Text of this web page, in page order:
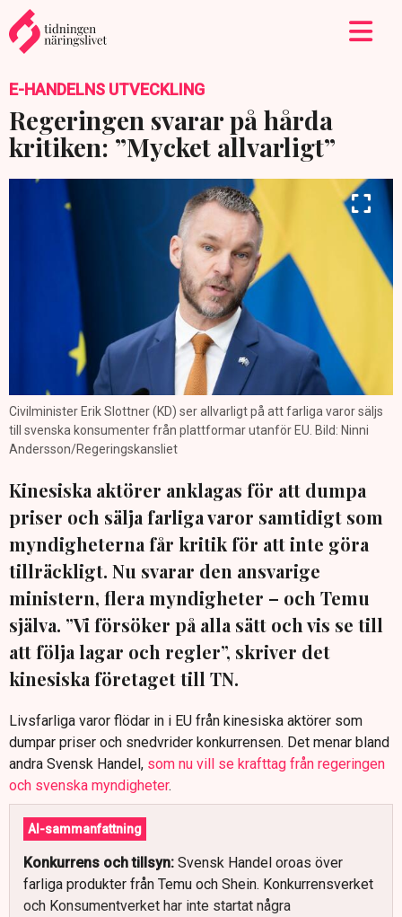
E-HANDELNS UTVECKLING
Regeringen svarar på hårda
kritiken: ”Mycket allvarligt”
Civilminister Erik Slottner (KD) ser allvarligt på att farliga varor säljs
till svenska konsumenter från plattformar utanför EU. Bild: Ninni
Andersson/Regeringskansliet
Kinesiska aktörer anklagas för att dumpa
priser och sälja farliga varor samtidigt som
myndigheterna får kritik för att inte göra
tillräckligt. Nu svarar den ansvarige
ministern, flera myndigheter – och Temu
själva. ”Vi försöker på alla sätt och vis se till
att följa lagar och regler”, skriver det
kinesiska företaget till TN.
Livsfarliga varor flödar in i EU från kinesiska aktörer som
dumpar priser och snedvrider konkurrensen. Det menar bland
andra Svensk Handel, som nu vill se krafttag från regeringen
och svenska myndigheter.
AI-sammanfattning
Konkurrens och tillsyn: Svensk Handel oroas över
farliga produkter från Temu och Shein. Konkurrensverket
och Konsumentverket har inte startat några